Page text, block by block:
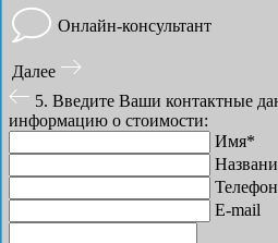
Онлайн-консультант
Далее
5. Введите Ваши контактные
информацию о стоимости:
Имя*
E-mail